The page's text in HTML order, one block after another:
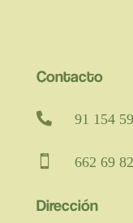
Contacto
 91 154
 662 69
Dirección